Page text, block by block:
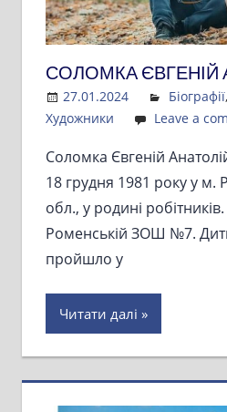
СОЛОМКА ЄВГЕНІЙ
27.01.2024 Admin
Біографії,
Художники
Leave a
Соломка Євгеній
18 грудня 1981 року у м.
обл., у родині
Роменській ЗОШ №7.
пройшло у
Читати далі